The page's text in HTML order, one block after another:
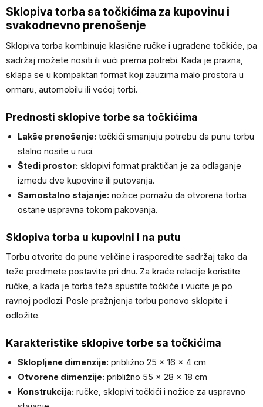
Sklopiva torba sa točkićima za kupovinu i
svakodnevno prenošenje
Sklopiva torba kombinuje klasične ručke i ugrađene točkiće, pa
sadržaj možete nositi ili vući prema potrebi. Kada je prazna,
sklapa se u kompaktan format koji zauzima malo prostora u
ormaru, automobilu ili većoj torbi.
Prednosti sklopive torbe sa točkićima
Lakše prenošenje: točkići smanjuju potrebu da punu torbu
stalno nosite u ruci.
Štedi prostor: sklopivi format praktičan je za odlaganje
između dve kupovine ili putovanja.
Samostalno stajanje: nožice pomažu da otvorena torba
ostane uspravna tokom pakovanja.
Sklopiva torba u kupovini i na putu
Torbu otvorite do pune veličine i rasporedite sadržaj tako da
teže predmete postavite pri dnu. Za kraće relacije koristite
ručke, a kada je torba teža spustite točkiće i vucite je po
ravnoj podlozi. Posle pražnjenja torbu ponovo sklopite i
odložite.
Karakteristike sklopive torbe sa točkićima
Sklopljene dimenzije: približno 25 × 16 × 4 cm
Otvorene dimenzije: približno 55 × 28 × 18 cm
Konstrukcija: ručke, sklopivi točkići i nožice za uspravno